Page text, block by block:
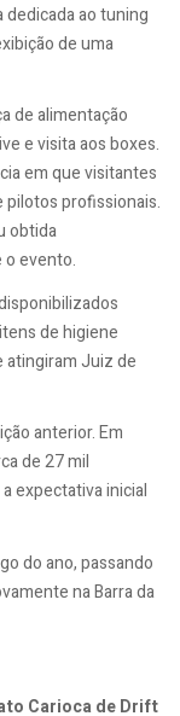
ao tuning
de uma
de alimentação
e visita aos boxes.
em que visitantes
pilotos profissionais.
obtida
evento.
de higiene
atingiram Juiz de
anterior. Em
de 27 mil
expectativa inicial
do ano, passando
na Barra da
Carioca de Drift